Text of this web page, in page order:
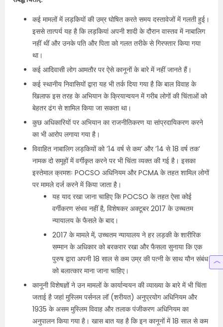
कई मामलों में लड़कियों की उम्र घोषित करते समय दस्तावेजों में गलती हुई।
इससे तात्पर्य यह है कि लड़कियां अपनी शादी के दौरान वास्तव में नाबालिग
नहीं थीं और उनके पति और पिता को गलत तरीके से गिरफ्तार किया गया
था।
कई आदिवासी लोग आमतौर पर ऐसे कानूनों के बारे में नहीं जानते हैं।
कई स्थानीय निवासियों द्वारा यह भी तर्क दिया गया है कि बाल विवाह के
खिलाफ इस तरह के अभियान के क्रियान्वयन में गरीब लोगों की चिंताओं को
बेहतर ढंग से शामिल किया जा सकता था।
कुछ अधिकारियों पर अभियान का राजनीतिकरण या सांप्रदायिकरण करने
का भी आरोप लगाया गया है।
विवाहित नाबालिग लड़कियों को ’14 वर्ष से कम’ और ’14 से 18 वर्ष तक’
नामक दो समूहों में वर्गीकृत करने पर भी चिंता व्यक्त की गई है। इसका
इस्तेमाल क्रमशः POCSO अधिनियम और PCMA के तहत शामिल लोगों
पर मामले दर्ज करने में किया जाता है।
यह याद रखा जाना चाहिए कि POCSO के तहत ऐसा कोई
वर्गीकरण संभव नहीं है, विशेषकर अक्टूबर 2017 के उच्चतम
न्यायालय के फैसले के बाद।
2017 के मामले में, उच्चतम न्यायालय ने हर लड़की के शारीरिक
सम्मान के अधिकार को बरकरार रखा और फैसला सुनाया कि एक
पुरुष द्वारा अपनी 18 साल से कम उम्र की पत्नी के साथ यौन संबंध
को बलात्कार माना जाना चाहिए।
कानूनी विशेषज्ञों ने उन मामलों के कार्यान्वयन की व्याख्या के बारे में भी चिंता
जताई है जहां मुस्लिम पर्सनल लॉ (शरीयत) अनुप्रयोग अधिनियम और
1935 के असम मुस्लिम विवाह और तलाक पंजीकरण अधिनियम का
अनुपालन किया गया है। खास बात यह है कि इन कानूनों में 18 साल से कम